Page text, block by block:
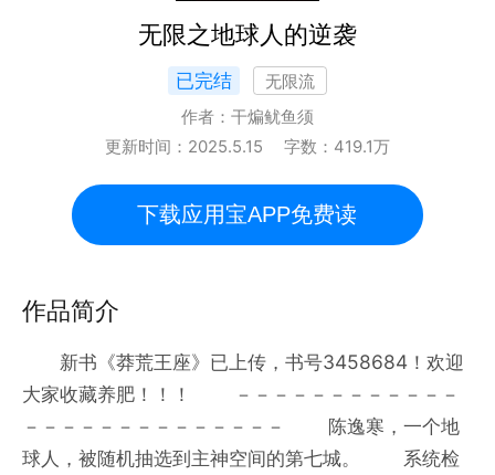
无限之地球人的逆袭
已完结
无限流
作者： 干煸鱿鱼须
更新时间： 2025.5.15 字数： 419.1万
下载应用宝APP免费读
作品简介
新书《莽荒王座》已上传，书号3458684！欢迎
大家收藏养肥！！！ －－－－－－－－－－－－
－－－－－－－－－－－－－－ 陈逸寒，一个地
球人，被随机抽选到主神空间的第七城。 系统检